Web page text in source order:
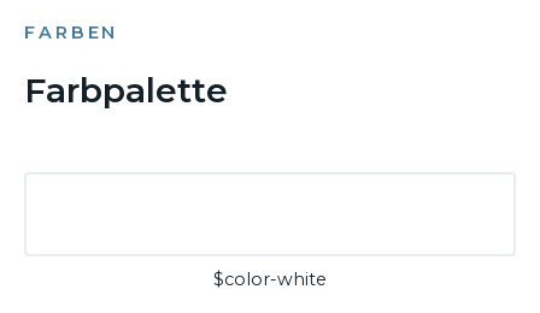
FARBEN
Farbpalette
$color-white